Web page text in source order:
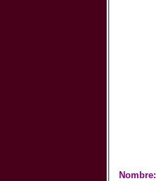
Nombre: